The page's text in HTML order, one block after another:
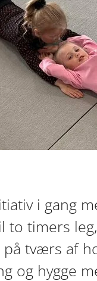
i gang
to timers
tværs af
og hygge